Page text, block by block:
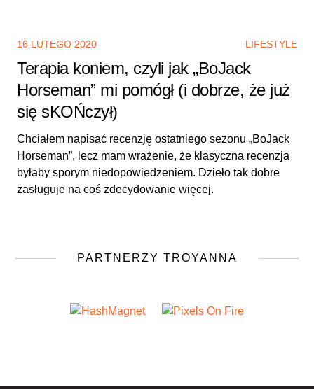
16 LUTEGO 2020 LIFESTYLE
Terapia koniem, czyli jak „BoJack
Horseman” mi pomógł (i dobrze, że już
się sKOŃczył)
Chciałem napisać recenzję ostatniego sezonu „BoJack
Horseman”, lecz mam wrażenie, że klasyczna recenzja
byłaby sporym niedopowiedzeniem. Dzieło tak dobre
zasługuje na coś zdecydowanie więcej.
PARTNERZY TROYANNA